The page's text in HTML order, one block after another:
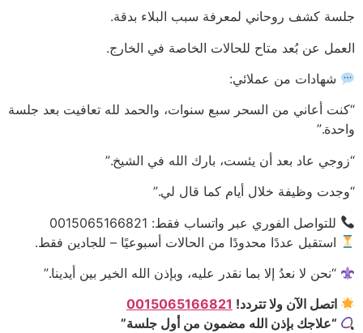
جلسة كشف روحاني لمعرفة سبب البلاء بدقة.
العمل عن بُعد متاح للحالات الخاصة في الخارج.
شهادات من عملائي:
“كنت أعاني من السحر سبع سنوات، والحمد لله تعافيت بعد جلسة
واحدة.”
“زوجي عاد بعد أن يئست، بارك الله في الشيخ.”
“وجدت وظيفة خلال أيام كما قال لي.”
للتواصل الفوري عبر واتساب فقط: 0015065166821
استقبل عددًا محدودًا من الحالات أسبوعيًا – للجادين فقط.
“نحن لا نعدُ إلا بما نقدر عليه، وبإذن الله الخير بين أيدينا.”
اتصل الآن ولا تتردد! 0015065166821
“علاجك بإذن الله مضمون من أول جلسة”